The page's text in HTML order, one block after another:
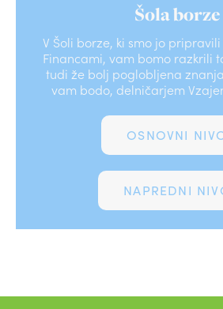
Šola borze
V Šoli borze, ki smo jo
Financami, vam bomo razkrili
tudi že bolj poglobljena
vam bodo, delničarjem
OSNOVNI
NAPREDNI